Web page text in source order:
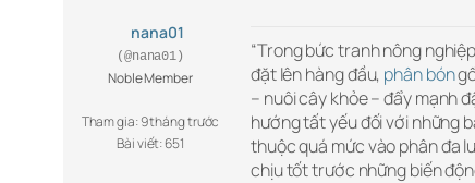
nana01
(@nana01)
Noble Member
Tham gia: 9 tháng trước
Bài viết: 651
“Trong bức tranh nông
đặt lên hàng đầu, phân bón
– nuôi cây khỏe – đẩy mạnh
hướng tất yếu đối với những
thuộc quá mức vào phân đa
chịu tốt trước những biến